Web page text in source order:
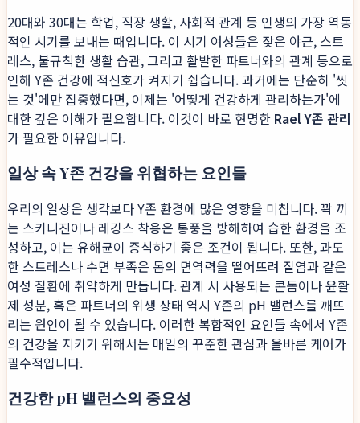
20대와 30대는 학업, 직장 생활, 사회적 관계 등 인생의 가장 역동
적인 시기를 보내는 때입니다. 이 시기 여성들은 잦은 야근, 스트
레스, 불규칙한 생활 습관, 그리고 활발한 파트너와의 관계 등으로
인해 Y존 건강에 적신호가 켜지기 쉽습니다. 과거에는 단순히 '씻
는 것'에만 집중했다면, 이제는 '어떻게 건강하게 관리하는가'에
대한 깊은 이해가 필요합니다. 이것이 바로 현명한 Rael Y존 관리
가 필요한 이유입니다.
일상 속 Y존 건강을 위협하는 요인들
우리의 일상은 생각보다 Y존 환경에 많은 영향을 미칩니다. 꽉 끼
는 스키니진이나 레깅스 착용은 통풍을 방해하여 습한 환경을 조
성하고, 이는 유해균이 증식하기 좋은 조건이 됩니다. 또한, 과도
한 스트레스나 수면 부족은 몸의 면역력을 떨어뜨려 질염과 같은
여성 질환에 취약하게 만듭니다. 관계 시 사용되는 콘돔이나 윤활
제 성분, 혹은 파트너의 위생 상태 역시 Y존의 pH 밸런스를 깨뜨
리는 원인이 될 수 있습니다. 이러한 복합적인 요인들 속에서 Y존
의 건강을 지키기 위해서는 매일의 꾸준한 관심과 올바른 케어가
필수적입니다.
건강한 pH 밸런스의 중요성